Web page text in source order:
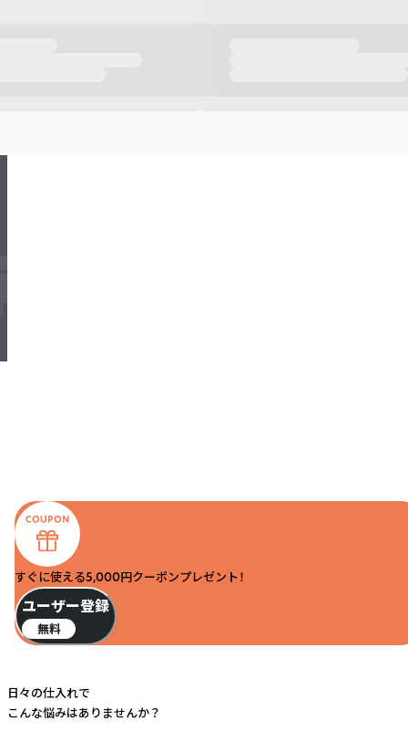
すぐに使える5,000円クーポンプレゼント！
ユーザー登録
無料
日々の仕入れで
こんな悩みはありませんか？